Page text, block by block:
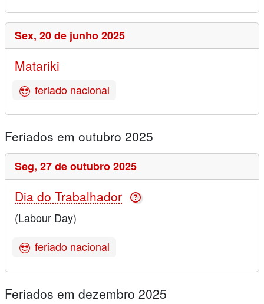
Sex, 20 de junho 2025
Matariki
feriado nacional
Feriados em outubro 2025
Seg, 27 de outubro 2025
Dia do Trabalhador
(Labour Day)
feriado nacional
Feriados em dezembro 2025